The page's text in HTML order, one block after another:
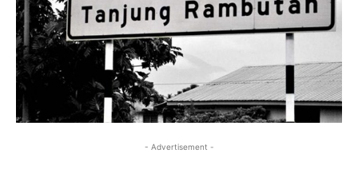
- Advertisement -